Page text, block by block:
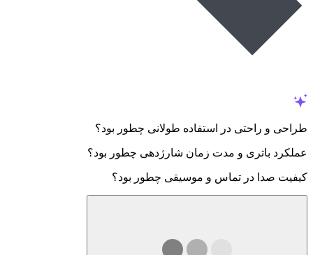
طراحی و راحتی در استفاده طولانی چطور بود؟
عملکرد باتری و مدت زمان شارژدهی چطور بود؟
کیفیت صدا در تماس و موسیقی چطور بود؟